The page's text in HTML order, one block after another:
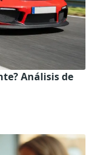
Análisis de